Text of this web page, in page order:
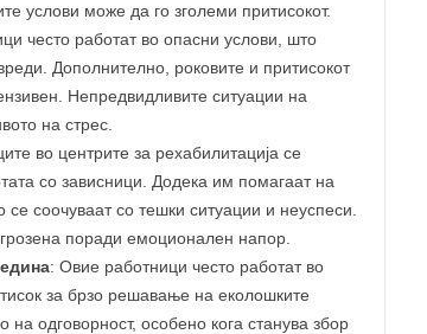
услови може да го зголеми притисокот.
често работат во опасни услови, што
Дополнително, роковите и притисокот
Непредвидливите ситуации на
на стрес.
во центрите за рехабилитација се
со зависници. Додека им помагаат на
се соочуваат со тешки ситуации и неуспеси.
поради емоционален напор.
: Овие работници често работат во
за брзо решавање на еколошките
одговорност, особено кога станува збор